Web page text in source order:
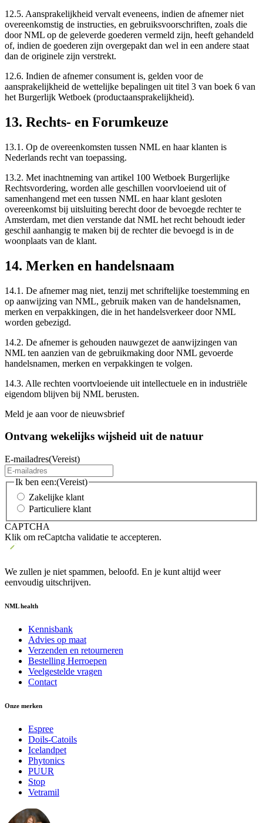
12.5. Aansprakelijkheid vervalt eveneens, indien de afnemer niet
overeenkomstig de instructies, en gebruiksvoorschriften, zoals die
door NML op de geleverde goederen vermeld zijn, heeft gehandeld
of, indien de goederen zijn overgepakt dan wel in een andere staat
dan de originele zijn verstrekt.
12.6. Indien de afnemer consument is, gelden voor de
aansprakelijkheid de wettelijke bepalingen uit titel 3 van boek 6 van
het Burgerlijk Wetboek (productaansprakelijkheid).
13. Rechts- en Forumkeuze
13.1. Op de overeenkomsten tussen NML en haar klanten is
Nederlands recht van toepassing.
13.2. Met inachtneming van artikel 100 Wetboek Burgerlijke
Rechtsvordering, worden alle geschillen voorvloeiend uit of
samenhangend met een tussen NML en haar klant gesloten
overeenkomst bij uitsluiting berecht door de bevoegde rechter te
Amsterdam, met dien verstande dat NML het recht behoudt ieder
geschil aanhangig te maken bij de rechter die bevoegd is in de
woonplaats van de klant.
14. Merken en handelsnaam
14.1. De afnemer mag niet, tenzij met schriftelijke toestemming en
op aanwijzing van NML, gebruik maken van de handelsnamen,
merken en verpakkingen, die in het handelsverkeer door NML
worden gebezigd.
14.2. De afnemer is gehouden nauwgezet de aanwijzingen van
NML ten aanzien van de gebruikmaking door NML gevoerde
handelsnamen, merken en verpakkingen te volgen.
14.3. Alle rechten voortvloeiende uit intellectuele en in industriële
eigendom blijven bij NML berusten.
Meld je aan voor de nieuwsbrief
Ontvang wekelijks wijsheid uit de natuur
E-mailadres(Vereist)
Ik ben een:(Vereist)
Zakelijke klant
Particuliere klant
CAPTCHA
Klik om reCaptcha validatie te accepteren.
We zullen je niet spammen, beloofd. En je kunt altijd weer
eenvoudig uitschrijven.
NML health
Kennisbank
Advies op maat
Verzenden en retourneren
Bestelling Herroepen
Veelgestelde vragen
Contact
Onze merken
Espree
Doils-Catoils
Icelandpet
Phytonics
PUUR
Stop
Vetramil